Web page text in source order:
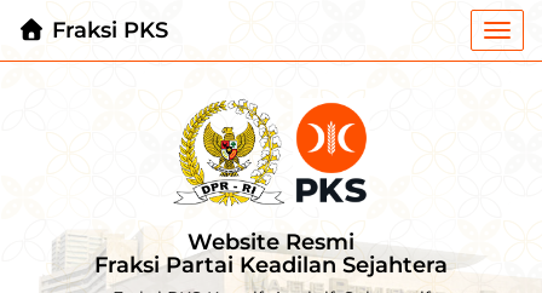
Fraksi PKS
Website Resmi
Fraksi Partai Keadilan Sejahtera